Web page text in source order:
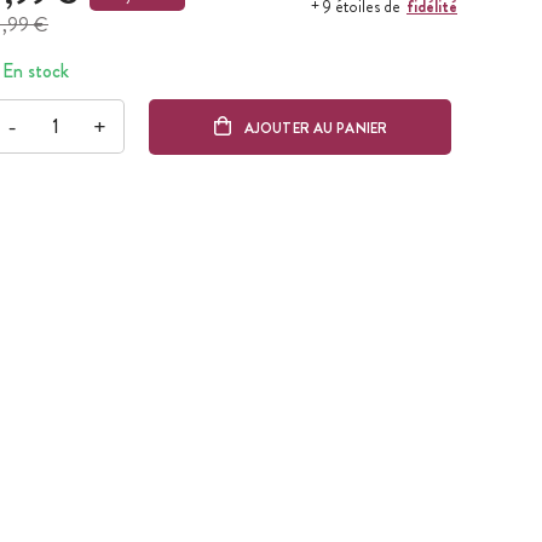
€
+ 9 étoiles de fidélité
En stock
- + AJOUTER AU PANIER